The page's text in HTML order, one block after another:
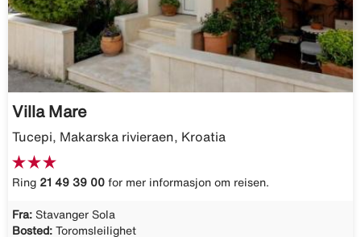
Villa Mare
Tucepi, Makarska rivieraen, Kroatia
Ring 21 49 39 00 for mer informasjon om reisen.
Fra: Stavanger Sola
Bosted: Toromsleilighet